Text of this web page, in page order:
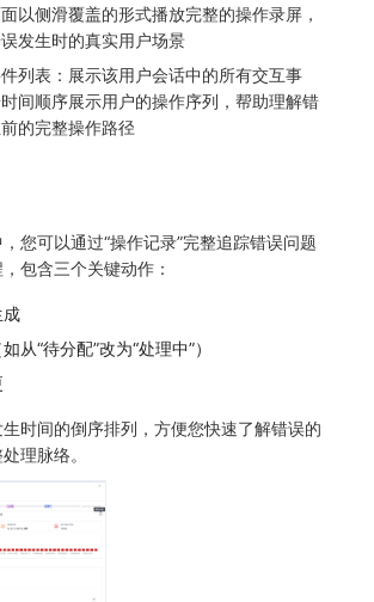
以侧滑覆盖的形式播放完整的操作录屏，
发生时的真实用户场景
列表：展示该用户会话中的所有交互事
间顺序展示用户的操作序列，帮助理解错
的完整操作路径
您可以通过“操作记录”完整追踪错误问题
包含三个关键动作：
从“待分配”改为“处理中”）
时间的倒序排列，方便您快速了解错误的
理脉络。